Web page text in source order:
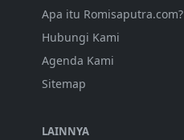
Apa itu Romisaputra.com?
Hubungi Kami
Agenda Kami
Sitemap
LAINNYA